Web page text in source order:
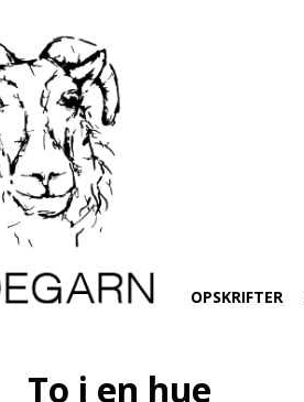
OPSKRIFTER
To i en hue